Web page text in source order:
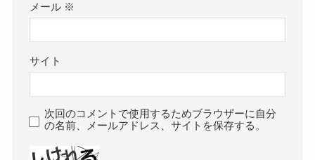
メール ※
サイト
次回のコメントで使用するためブラウザーに自分
の名前、メールアドレス、サイトを保存する。